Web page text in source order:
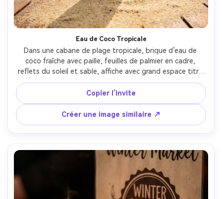
Eau de Coco Tropicale
Dans une cabane de plage tropicale, brique d’eau de
coco fraîche avec paille, feuilles de palmier en cadre,
reflets du soleil et sable, affiche avec grand espace titre
et petit ruban promo, lumière midi éclatante, Sony A7IV,
35mm, angle légèrement large, colorimétrie vive mais sûre
pour impression, texture réaliste de la brique, haute
résolution, mise au point nette --ar 4:5
Copier l’invite
Créer une image similaire ↗